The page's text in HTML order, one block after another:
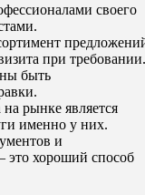
своего
при требовании.
быть
рынке является
именно у них.
и
это хороший способ